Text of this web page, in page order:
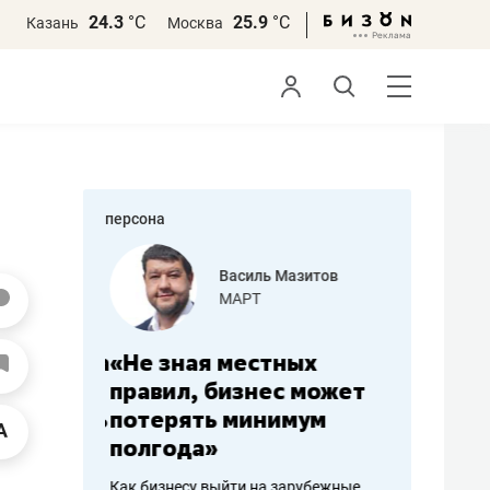
Казань 24.3 °С Москва 25.9 °С
персона
работа
Василь Мазитов
МАРТ
«Не зная местных
правил, бизнес может
потерять минимум
полгода»